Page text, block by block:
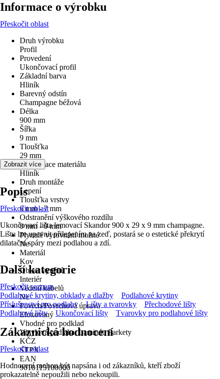
Informace o výrobku
Přeskočit oblast
Druh výrobku
Profil
Provedení
Ukončovací profil
Základní barva
Hliník
Barevný odstín
Champagne béžová
Délka
900 mm
Šířka
9 mm
Tloušťka
29 mm
Specifikace materiálu
Hliník
Druh montáže
Lepení
Tloušťka vrstvy
6 mm - 7 mm
Odstranění výškového rozdílu
0 mm - 0 mm
Plynulé vyrovnání možné
Ne
Materiál
Kov
Oblast využití
Interiér
Vedení kabelů
Ne
Povrch/Povrchová úprava
Eloxovaný
Vhodné pro podklad
Vinylová podlaha, Laminát, Parkety
KČZ
STPX
EAN
9010115100060
Zobrazit více
Popis
Přeskočit oblast
Ukončovací lišta lemovací Skandor 900 x 29 x 9 mm champagne.
Lištu lze upevnit přilepením na zeď, postará se o estetické překrytí
dilatační spáry mezi podlahou a zdí.
Další kategorie
Přeskočit seznam
Podlahové krytiny, obklady a dlažby
Podlahové krytiny
Příslušenství pro podlahy
Lišty a tvarovky
Přechodové lišty
Podlahové lišty
Ukončovací lišty Tvarovky pro podlahové lišty
Zákaznická hodnocení
Přeskočit oblast
Hodnocení mohou být napsána i od zákazníků, kteří zboží
prokazatelně nepoužili nebo nekoupili.